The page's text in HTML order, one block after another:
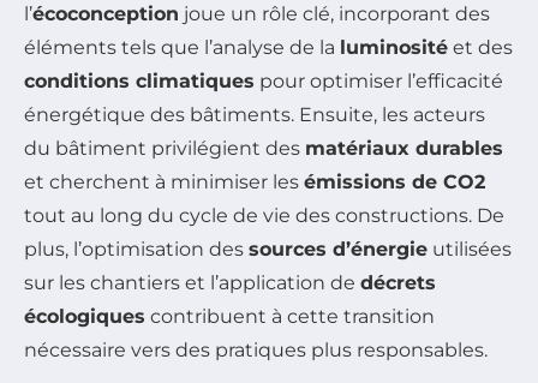
l’écoconception joue un rôle clé, incorporant des
éléments tels que l’analyse de la luminosité et des
conditions climatiques pour optimiser l’efficacité
énergétique des bâtiments. Ensuite, les acteurs
du bâtiment privilégient des matériaux durables
et cherchent à minimiser les émissions de CO2
tout au long du cycle de vie des constructions. De
plus, l’optimisation des sources d’énergie utilisées
sur les chantiers et l’application de décrets
écologiques contribuent à cette transition
nécessaire vers des pratiques plus responsables.